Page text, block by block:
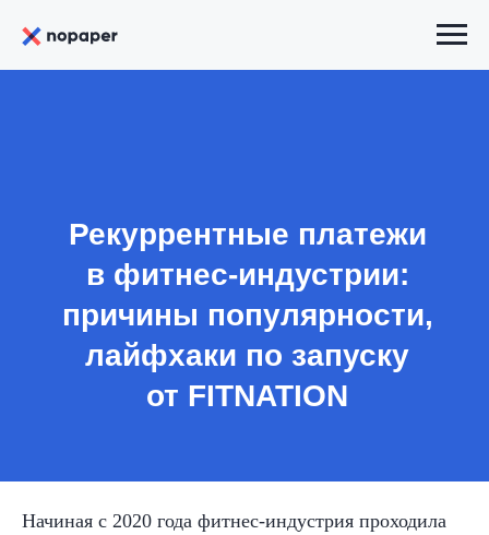
причины популярности,
лайфхаки по запуску
от FITNATION
Начиная с 2020 года фитнес-индустрия проходила